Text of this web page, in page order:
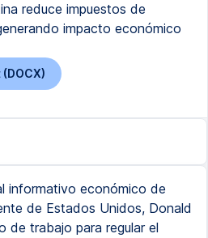
reduce impuestos de
impacto económico
informativo económico de
de Estados Unidos, Donald
de trabajo para regular el